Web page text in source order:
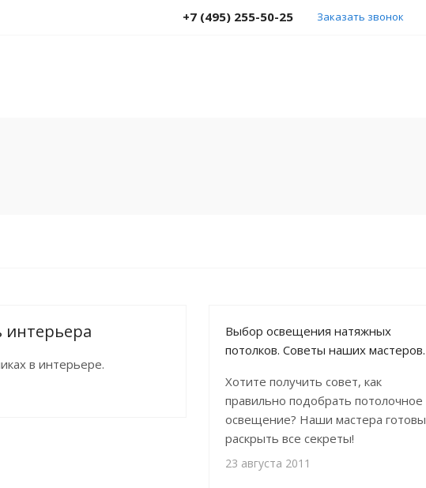
+7 (495) 255-50-25 Заказать звонок
интерьера
в интерьере.
Выбор освещения натяжных
потолков. Советы наших мастеров.
Хотите получить совет, как
правильно подобрать потолочное
освещение? Наши мастера готовы
раскрыть все секреты!
23 августа 2011